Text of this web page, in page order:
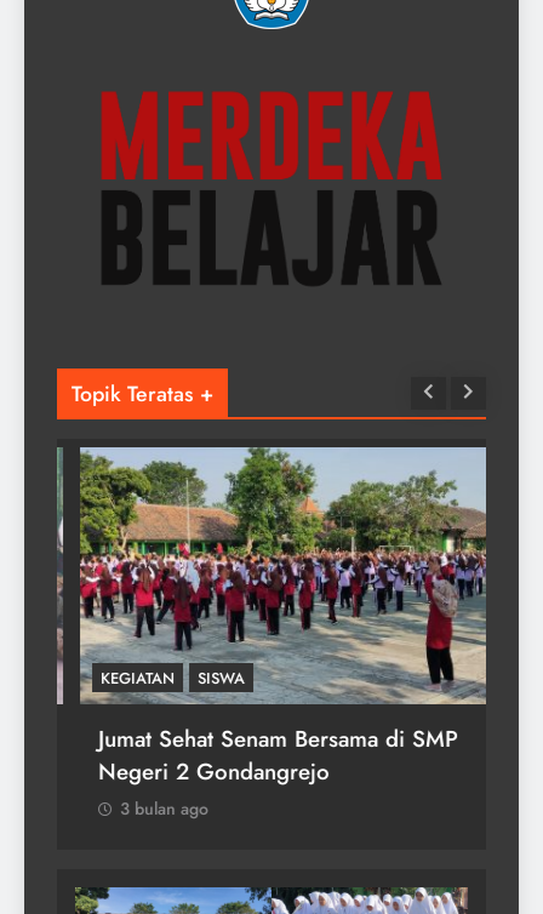
Topik Teratas +
KEGIATAN SISWA
Jumat Sehat Senam Bersama di SMP
Negeri 2 Gondangrejo
3 bulan ago